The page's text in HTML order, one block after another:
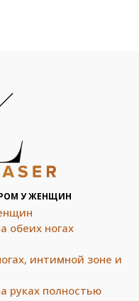
У ЖЕНЩИН
обеих ногах
интимной зоне и
руках полностью